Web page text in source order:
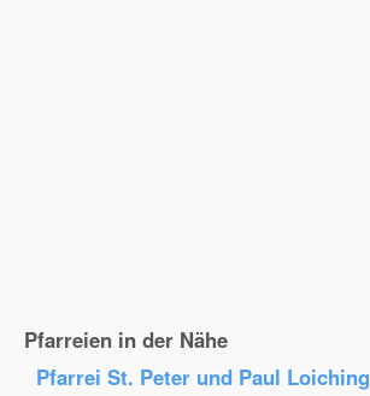
Pfarreien in der Nähe
Pfarrei St. Peter und Paul Loiching